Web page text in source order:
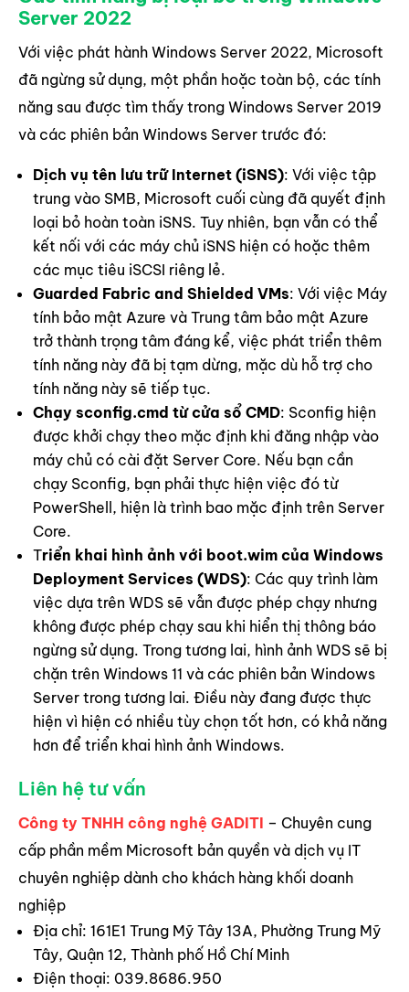
Server 2022
Với việc phát hành Windows Server 2022, Microsoft
đã ngừng sử dụng, một phần hoặc toàn bộ, các tính
năng sau được tìm thấy trong Windows Server 2019
và các phiên bản Windows Server trước đó:
Dịch vụ tên lưu trữ Internet (iSNS): Với việc tập
trung vào SMB, Microsoft cuối cùng đã quyết định
loại bỏ hoàn toàn iSNS. Tuy nhiên, bạn vẫn có thể
kết nối với các máy chủ iSNS hiện có hoặc thêm
các mục tiêu iSCSI riêng lẻ.
Guarded Fabric and Shielded VMs: Với việc Máy
tính bảo mật Azure và Trung tâm bảo mật Azure
trở thành trọng tâm đáng kể, việc phát triển thêm
tính năng này đã bị tạm dừng, mặc dù hỗ trợ cho
tính năng này sẽ tiếp tục.
Chạy sconfig.cmd từ cửa sổ CMD: Sconfig hiện
được khởi chạy theo mặc định khi đăng nhập vào
máy chủ có cài đặt Server Core. Nếu bạn cần
chạy Sconfig, bạn phải thực hiện việc đó từ
PowerShell, hiện là trình bao mặc định trên Server
Core.
Triển khai hình ảnh với boot.wim của Windows
Deployment Services (WDS): Các quy trình làm
việc dựa trên WDS sẽ vẫn được phép chạy nhưng
không được phép chạy sau khi hiển thị thông báo
ngừng sử dụng. Trong tương lai, hình ảnh WDS sẽ bị
chặn trên Windows 11 và các phiên bản Windows
Server trong tương lai. Điều này đang được thực
hiện vì hiện có nhiều tùy chọn tốt hơn, có khả năng
hơn để triển khai hình ảnh Windows.
Liên hệ tư vấn
Công ty TNHH công nghệ GADITI – Chuyên cung
cấp phần mềm Microsoft bản quyền và dịch vụ IT
chuyên nghiệp dành cho khách hàng khối doanh
nghiệp
Địa chỉ: 161E1 Trung Mỹ Tây 13A, Phường Trung Mỹ
Tây, Quận 12, Thành phố Hồ Chí Minh
Điện thoại: 039.8686.950